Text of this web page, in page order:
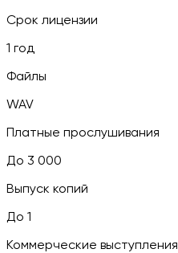
Срок лицензии
1 год
Файлы
WAV
Платные прослушивания
До 3 000
Выпуск копий
До 1
Коммерческие выступления